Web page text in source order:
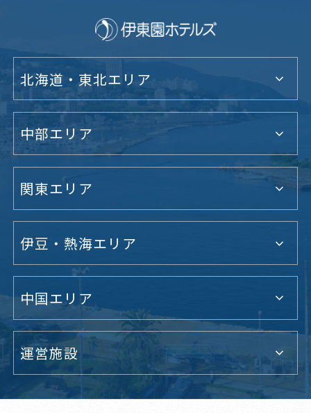
北海道・東北エリア
中部エリア
関東エリア
伊豆・熱海エリア
中国エリア
運営施設